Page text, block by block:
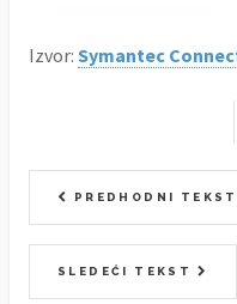
Izvor: Symantec
PREDHODNI TEKST
SLEDEĆI TEKST